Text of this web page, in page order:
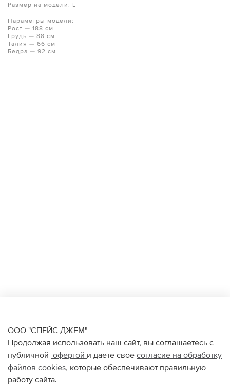
Размер на модели: L
Параметры модели:
Рост — 188 см
Грудь — 88 см
Талия — 66 см
Бедра — 92 см
ООО "СПЕЙС ДЖЕМ"
Продолжая использовать наш сайт, вы соглашаетесь с
публичной офертой и даете свое согласие на обработку
файлов cookies, которые обеспечивают правильную
работу сайта.